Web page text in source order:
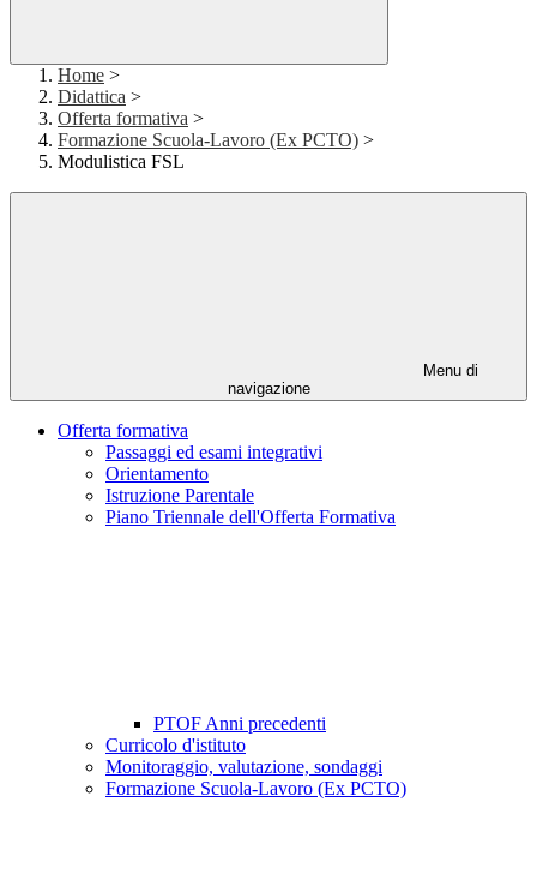
Home >
Didattica >
Offerta formativa >
Formazione Scuola-Lavoro (Ex PCTO) >
Modulistica FSL
Menu di
navigazione
Offerta formativa
Passaggi ed esami integrativi
Orientamento
Istruzione Parentale
Piano Triennale dell'Offerta Formativa
PTOF Anni precedenti
Curricolo d'istituto
Monitoraggio, valutazione, sondaggi
Formazione Scuola-Lavoro (Ex PCTO)